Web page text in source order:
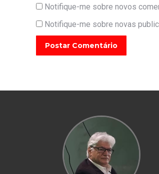
Notifique-me sobre novos
Notifique-me sobre novas
Postar Comentário